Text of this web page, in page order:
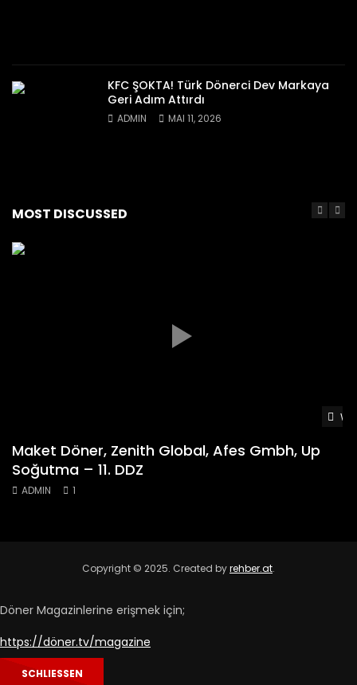
KFC ŞOKTA! Türk Dönerci Dev Markaya
Geri Adım Attırdı
ADMIN MAI 11, 2026
MOST DISCUSSED
Maket Döner, Zenith Global, Afes Gmbh, Up
Soğutma – 11. DDZ
ADMIN 1
Copyright © 2025. Created byrehber.at.
Döner Magazinlerine erişmek için;
https://döner.tv/magazine
SCHLIESSEN